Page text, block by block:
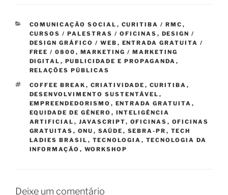
CATEGORIAS
COMUNICAÇÃO SOCIAL , CURITIBA / RMC ,
CURSOS / PALESTRAS / OFICINAS , DESIGN /
DESIGN GRÁFICO / WEB , ENTRADA GRATUITA /
FREE / 0800 , MARKETING / MARKETING
DIGITAL , PUBLICIDADE E PROPAGANDA ,
RELAÇÕES PÚBLICAS
TAGS
COFFEE BREAK , CRIATIVIDADE , CURITIBA ,
DESENVOLVIMENTO SUSTENTÁVEL ,
EMPREENDEDORISMO , ENTRADA GRATUITA ,
EQUIDADE DE GÊNERO , INTELIGÊNCIA
ARTIFICIAL , JAVASCRIPT, OFICINAS , OFICINAS
GRATUITAS , ONU , SAÚDE , SEBRA-PR , TECH
LADIES BRASIL , TECNOLOGIA , TECNOLOGIA DA
INFORMAÇÃO , WORKSHOP
Deixe um comentário